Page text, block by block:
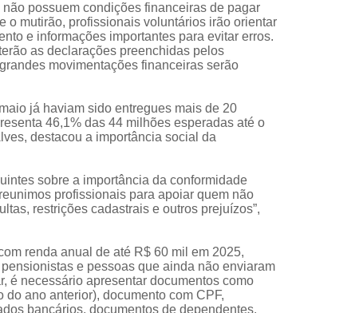
possuem condições financeiras de pagar
o mutirão, profissionais voluntários irão orientar
e informações importantes para evitar erros.
as declarações preenchidas pelos
movimentações financeiras serão
já haviam sido entregues mais de 20
46,1% das 44 milhões esperadas até o
destacou a importância social da
sobre a importância da conformidade
profissionais para apoiar quem não
restrições cadastrais e outros prejuízos”,
renda anual de até R$ 60 mil em 2025,
e pessoas que ainda não enviaram
é necessário apresentar documentos como
ano anterior), documento com CPF,
bancários, documentos de dependentes,